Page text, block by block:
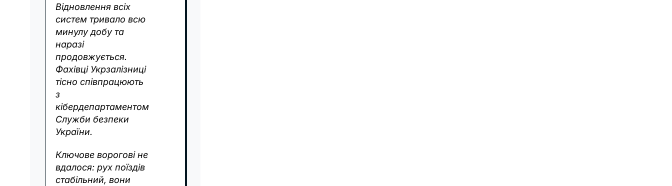
Відновлення всіх
систем тривало всю
минулу добу та
наразі
продовжується.
Фахівці Укрзалізниці
тісно співпрацюють
з
кібердепартаментом
Служби безпеки
України.
Ключове ворогові не
вдалося: рух поїздів
стабільний, вони